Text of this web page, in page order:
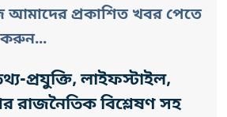
প্রকাশিত খবর পেতে
করুন...
প্রযুক্তি, লাইফস্টাইল,
রাজনৈতিক বিশ্লেষণ সহ